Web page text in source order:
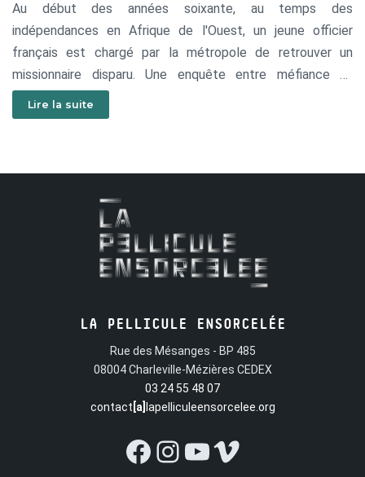
Au début des années soixante, au temps des
indépendances en Afrique de l'Ouest, un jeune officier
français est chargé par la métropole de retrouver un
missionnaire disparu. Une enquête entre méfiance et
indifférence, silence et préjugés, qui conduit le jeune
officier loin de la lumière des rivages, là où le jour et la nuit
Lire la suite
LA PELLICULE ENSORCELÉE
Rue des Mésanges - BP 485
08004 Charleville-Mézières CEDEX
03 24 55 48 07
contact [a] lapelliculeensorcelee.org
Facebook
Instagram
YouTube
Vimeo